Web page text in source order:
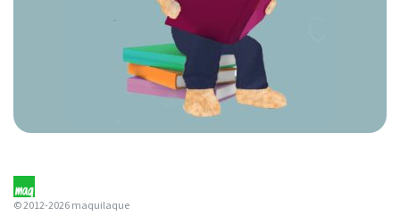
© 2012-2026 maquilaque